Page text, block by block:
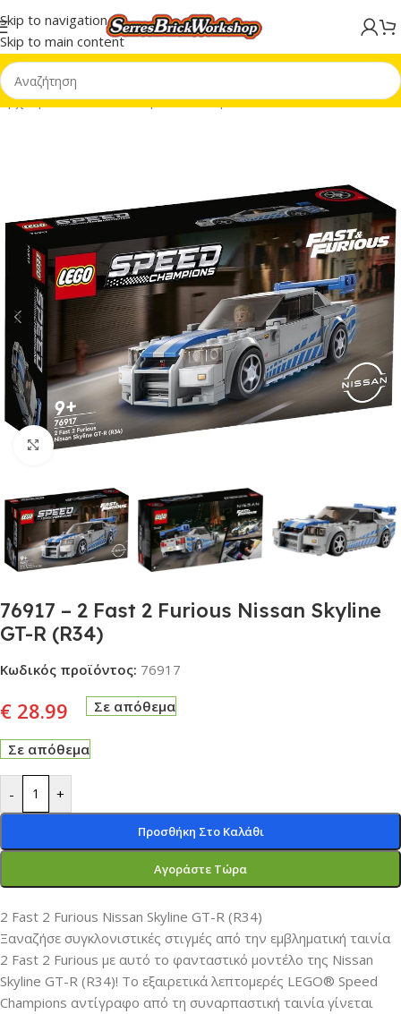
Skip to navigation
Skip to main content
Αρχική σελίδα/LEGO® Speed Champions
Click to enlarge
76917 – 2 Fast 2 Furious Nissan Skyline
GT-R (R34)
Κωδικός προϊόντος: 76917
€ 28.99 Σε απόθεμα
Σε απόθεμα
- +
Προσθήκη Στο Καλάθι
Αγοράστε Τώρα
2 Fast 2 Furious Nissan Skyline GT-R (R34)
Ξαναζήσε συγκλονιστικές στιγμές από την εμβληματική ταινία
2 Fast 2 Furious με αυτό το φανταστικό μοντέλο της Nissan
Skyline GT-R (R34)! Το εξαιρετικά λεπτομερές LEGO® Speed
Champions αντίγραφο από τη συναρπαστική ταινία γίνεται